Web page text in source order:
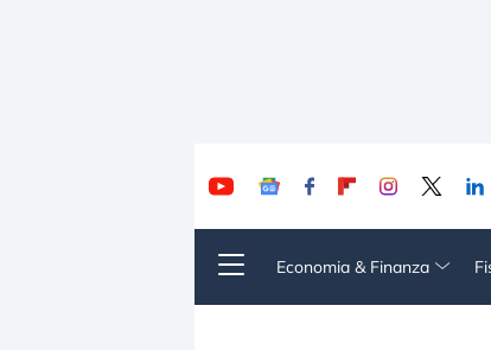
Economia & Finanza